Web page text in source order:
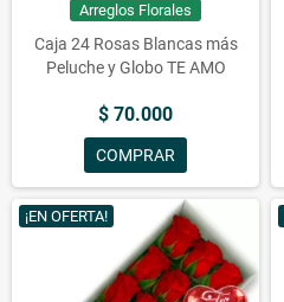
Arreglos Florales
Caja 24 Rosas Blancas más
Peluche y Globo TE AMO
$ 70.000
COMPRAR
¡EN OFERTA!